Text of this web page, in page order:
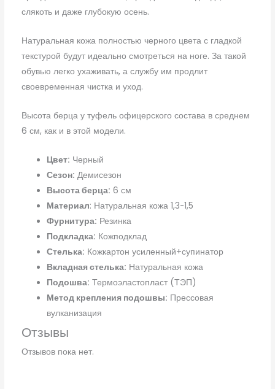
слякоть и даже глубокую осень.
Натуральная кожа полностью черного цвета с гладкой
текстурой будут идеально смотреться на ноге. За такой
обувью легко ухаживать, а службу им продлит
своевременная чистка и уход.
Высота берца у туфель офицерского состава в среднем
6 см, как и в этой модели.
Цвет: Черный
Сезон: Демисезон
Высота берца: 6 см
Материал: Натуральная кожа 1,3-1,5
Фурнитура: Резинка
Подкладка: Кожподклад
Стелька: Кожкартон усиленный+супинатор
Вкладная стелька: Натуральная кожа
Подошва: Термоэластопласт (ТЭП)
Метод крепления подошвы: Прессовая
вулканизация
Отзывы
Отзывов пока нет.